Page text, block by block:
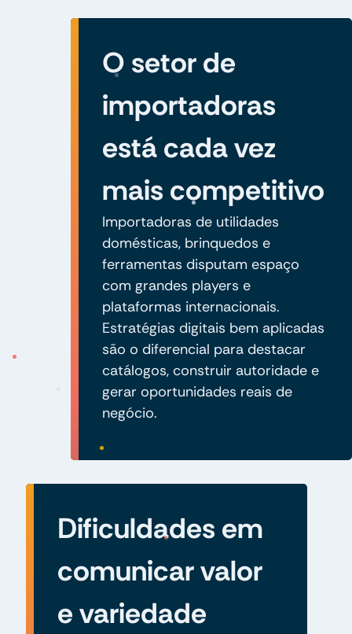
O setor de
importadoras
está cada vez
mais competitivo
Importadoras de utilidades
domésticas, brinquedos e
ferramentas disputam espaço
com grandes players e
plataformas internacionais.
Estratégias digitais bem aplicadas
são o diferencial para destacar
catálogos, construir autoridade e
gerar oportunidades reais de
negócio.
Dificuldades em
comunicar valor
e variedade